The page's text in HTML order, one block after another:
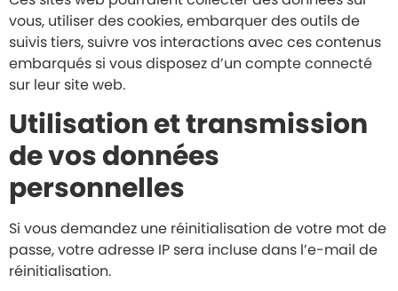
vous, utiliser des cookies, embarquer des outils de
suivis tiers, suivre vos interactions avec ces contenus
embarqués si vous disposez d’un compte connecté
sur leur site web.
Utilisation et transmission
de vos données
personnelles
Si vous demandez une réinitialisation de votre mot de
passe, votre adresse IP sera incluse dans l’e-mail de
réinitialisation.